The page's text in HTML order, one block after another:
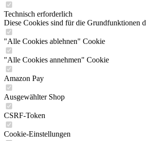
Technisch erforderlich
Diese Cookies sind für die Grundfunktionen
"Alle Cookies ablehnen" Cookie
"Alle Cookies annehmen" Cookie
Amazon Pay
Ausgewählter Shop
CSRF-Token
Cookie-Einstellungen